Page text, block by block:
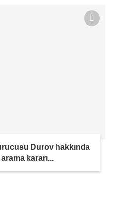
Durov hakkında
kararı...